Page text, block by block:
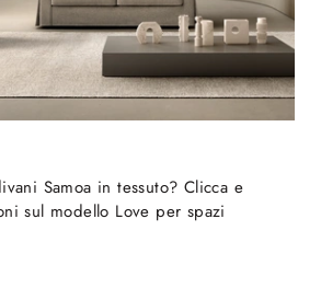
Samoa in tessuto? Clicca e
sul modello Love per spazi